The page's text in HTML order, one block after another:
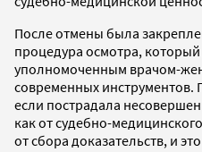
После отмены была
процедура осмотра,
уполномоченным врачом-
современных инструментов.
если пострадала
как от судебно-
от сбора доказательств, и